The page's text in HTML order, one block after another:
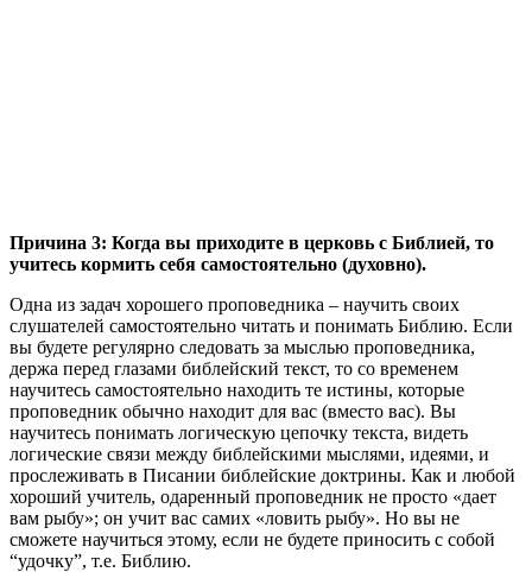
Причина 3: Когда вы приходите в церковь с Библией, то
учитесь кормить себя самостоятельно (духовно).
Одна из задач хорошего проповедника – научить своих
слушателей самостоятельно читать и понимать Библию. Если
вы будете регулярно следовать за мыслью проповедника,
держа перед глазами библейский текст, то со временем
научитесь самостоятельно находить те истины, которые
проповедник обычно находит для вас (вместо вас). Вы
научитесь понимать логическую цепочку текста, видеть
логические связи между библейскими мыслями, идеями, и
прослеживать в Писании библейские доктрины. Как и любой
хороший учитель, одаренный проповедник не просто «дает
вам рыбу»; он учит вас самих «ловить рыбу». Но вы не
сможете научиться этому, если не будете приносить с собой
“удочку”, т.е. Библию.